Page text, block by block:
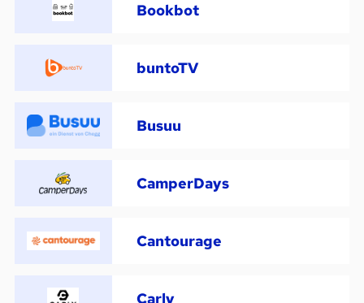
Bookbot
buntoTV
Busuu
CamperDays
Cantourage
Carly